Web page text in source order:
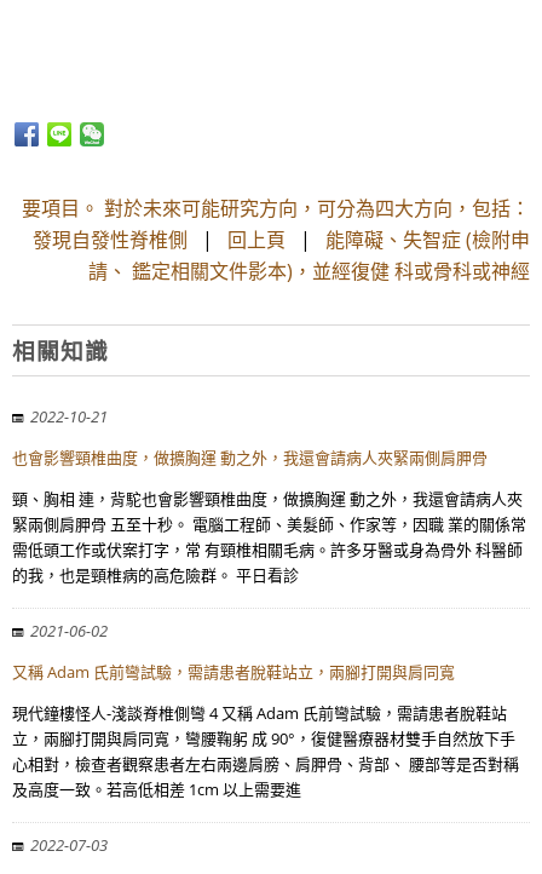
要項目。 對於未來可能研究方向，可分為四大方向，包括：
發現自發性脊椎側 | 回上頁 | 能障礙、失智症 (檢附申
請、 鑑定相關文件影本)，並經復健 科或骨科或神經
相關知識
2022-10-21
也會影響頸椎曲度，做擴胸運 動之外，我還會請病人夾緊兩側肩胛骨
頸、胸相 連，背駝也會影響頸椎曲度，做擴胸運 動之外，我還會請病人夾
緊兩側肩胛骨 五至十秒。 電腦工程師、美髮師、作家等，因職 業的關係常
需低頭工作或伏案打字，常 有頸椎相關毛病。許多牙醫或身為骨外 科醫師
的我，也是頸椎病的高危險群。 平日看診
2021-06-02
又稱 Adam 氏前彎試驗，需請患者脫鞋站立，兩腳打開與肩同寬
現代鐘樓怪人-淺談脊椎側彎 4 又稱 Adam 氏前彎試驗，需請患者脫鞋站
立，兩腳打開與肩同寬，彎腰鞠躬 成 90°，復健醫療器材雙手自然放下手
心相對，檢查者觀察患者左右兩邊肩膀、肩胛骨、背部、 腰部等是否對稱
及高度一致。若高低相差 1cm 以上需要進
2022-07-03